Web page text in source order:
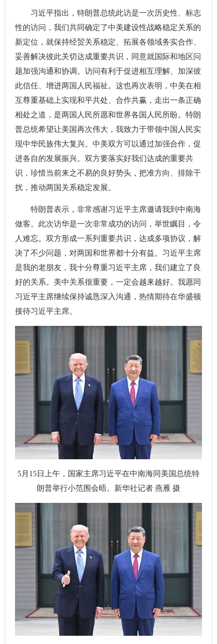
习近平指出，特朗普总统此访是一次历史性、标志
性的访问，我们共同确定了中美建设性战略稳定关系的
新定位，就保持经贸关系稳定、拓展各领域务实合作、
妥善解决彼此关切达成重要共识，同意就国际和地区问
题加强沟通和协调。访问有利于促进相互理解、加深彼
此信任、增进两国人民福祉。这也再次表明，中美在相
互尊重基础上实现和平共处、合作共赢，走出一条正确
相处之道，是两国人民所愿和世界各国人民所盼。特朗
普总统希望让美国再次伟大，我致力于带领中国人民实
现中华民族伟大复兴。中美双方可以通过加强合作，促
进各自的发展振兴。双方要落实好我们达成的重要共
识，珍惜当前来之不易的良好势头，把准方向、排除干
扰，推动两国关系稳定发展。
特朗普表示，非常感谢习近平主席邀请我到中南海
做客。此次访华是一次非常成功的访问，举世瞩目，令
人难忘。双方形成一系列重要共识，达成多项协议，解
决了不少问题，对两国和世界都十分有益。习近平主席
是我的老朋友，我十分尊重习近平主席，我们建立了良
好的关系。美中关系很重要，一定会越来越好。我愿同
习近平主席继续保持诚恳深入沟通，热情期待在华盛顿
接待习近平主席。
5月15日上午，国家主席习近平在中南海同美国总统特
朗普举行小范围会晤。新华社记者 燕雁 摄